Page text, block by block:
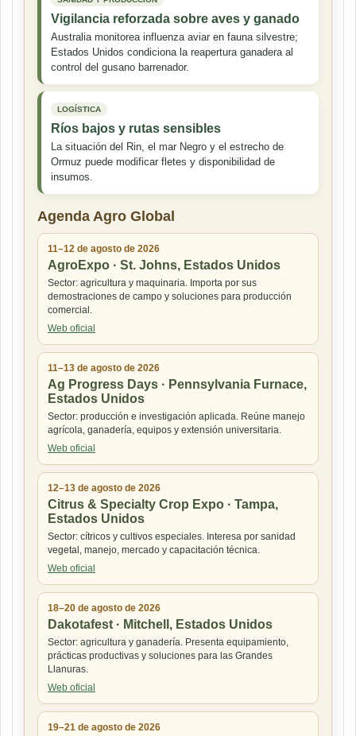
Vigilancia reforzada sobre aves y ganado
Australia monitorea influenza aviar en fauna silvestre;
Estados Unidos condiciona la reapertura ganadera al
control del gusano barrenador.
LOGÍSTICA
Ríos bajos y rutas sensibles
La situación del Rin, el mar Negro y el estrecho de
Ormuz puede modificar fletes y disponibilidad de
insumos.
Agenda Agro Global
11–12 de agosto de 2026
AgroExpo · St. Johns, Estados Unidos
Sector: agricultura y maquinaria. Importa por sus
demostraciones de campo y soluciones para producción
comercial.
Web oficial
11–13 de agosto de 2026
Ag Progress Days · Pennsylvania Furnace,
Estados Unidos
Sector: producción e investigación aplicada. Reúne manejo
agrícola, ganadería, equipos y extensión universitaria.
Web oficial
12–13 de agosto de 2026
Citrus & Specialty Crop Expo · Tampa,
Estados Unidos
Sector: cítricos y cultivos especiales. Interesa por sanidad
vegetal, manejo, mercado y capacitación técnica.
Web oficial
18–20 de agosto de 2026
Dakotafest · Mitchell, Estados Unidos
Sector: agricultura y ganadería. Presenta equipamiento,
prácticas productivas y soluciones para las Grandes
Llanuras.
Web oficial
19–21 de agosto de 2026